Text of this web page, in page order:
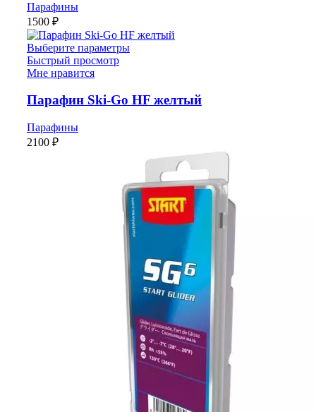
Парафины
1500 ₽
Выберите параметры
Быстрый просмотр
Мне нравится
Парафин Ski-Go HF желтый
Парафины
2100 ₽